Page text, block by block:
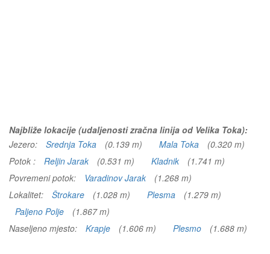
Najbliže lokacije (udaljenosti zračna linija od Velika Toka):
Jezero:
Srednja Toka (0.139 m) Mala Toka
(0.320 m)
Potok :
Reljin Jarak (0.531 m) Kladnik
(1.741 m)
Povremeni potok:
Varadinov Jarak
(1.268 m)
Lokalitet:
Štrokare (1.028 m) Plesma
(1.279 m)
Paljeno Polje
(1.867 m)
Naseljeno mjesto:
Krapje (1.606 m) Plesmo (1.688 m)